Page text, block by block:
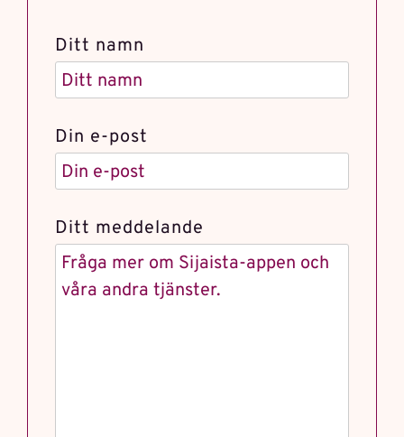
Ditt namn
Din e-post
Ditt meddelande